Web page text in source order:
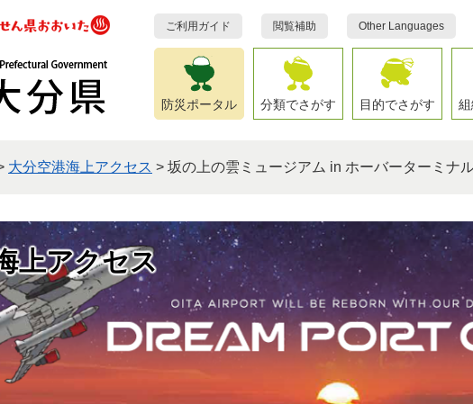
ご利用ガイド 閲覧補助 Other Languages
防災ポータル 分類でさがす 目的でさがす
大分空港海上アクセス > 坂の上の雲ミュージアム in ホーバーターミナ
上アクセス